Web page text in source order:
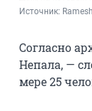
Источник:
Согласно
Непала, —
мере 25